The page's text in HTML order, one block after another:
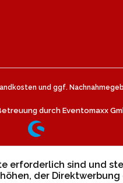
und ggf.
durch Eventomaxx
erforderlich sind und
der